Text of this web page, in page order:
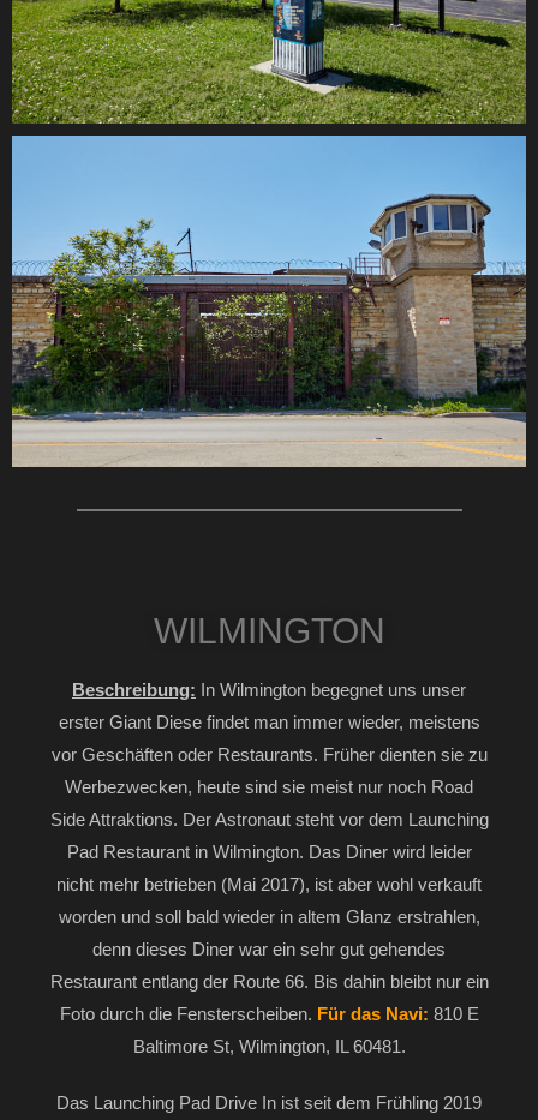
WILMINGTON
Beschreibung: In Wilmington begegnet uns unser
erster Giant Diese findet man immer wieder, meistens
vor Geschäften oder Restaurants. Früher dienten sie zu
Werbezwecken, heute sind sie meist nur noch Road
Side Attraktions. Der Astronaut steht vor dem Launching
Pad Restaurant in Wilmington. Das Diner wird leider
nicht mehr betrieben (Mai 2017), ist aber wohl verkauft
worden und soll bald wieder in altem Glanz erstrahlen,
denn dieses Diner war ein sehr gut gehendes
Restaurant entlang der Route 66. Bis dahin bleibt nur ein
Foto durch die Fensterscheiben. Für das Navi: 810 E
Baltimore St, Wilmington, IL 60481.
Das Launching Pad Drive In ist seit dem Frühling 2019